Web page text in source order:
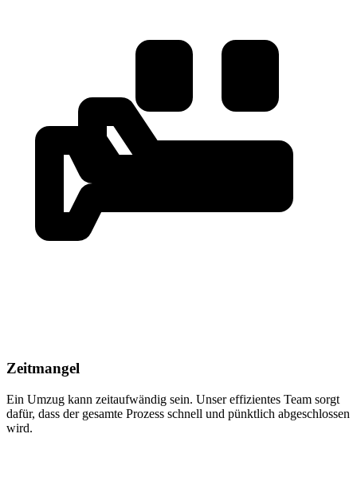
Zeitmangel
Ein Umzug kann zeitaufwändig sein. Unser effizientes Team sorgt
dafür, dass der gesamte Prozess schnell und pünktlich abgeschlossen
wird.